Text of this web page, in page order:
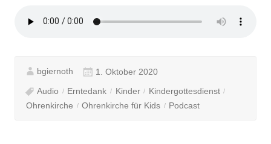
bgiernoth 1. Oktober 2020
Audio Erntedank Kinder
Kindergottesdienst
Ohrenkirche
Ohrenkirche für Kids Podcast